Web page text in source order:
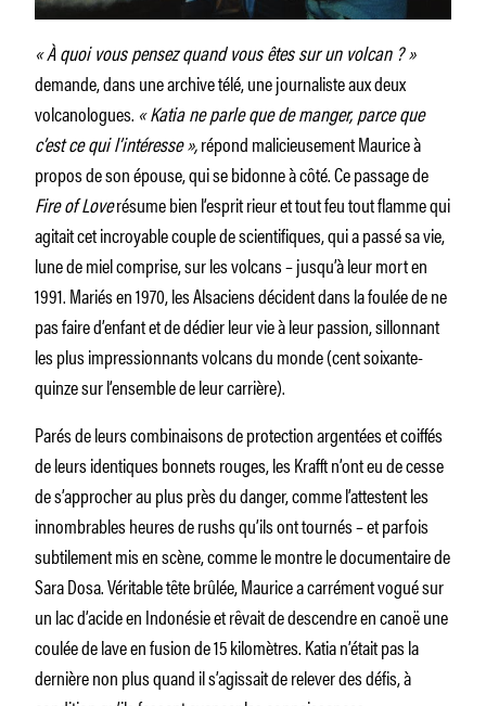
« À quoi vous pensez quand vous êtes sur un volcan ? »
demande, dans une archive télé, une journaliste aux deux
volcanologues. « Katia ne parle que de manger, parce que
c’est ce qui l’intéresse »,répond malicieusement Maurice à
propos de son épouse, qui se bidonne à côté. Ce passage de
Fire of Loverésume bien l’esprit rieur et tout feu tout flamme qui
agitait cet incroyable couple de scientifiques, qui a passé sa vie,
lune de miel comprise, sur les volcans – jusqu’à leur mort en
1991. Mariés en 1970, les Alsaciens décident dans la foulée de ne
pas faire d’enfant et de dédier leur vie à leur passion, sillonnant
les plus impressionnants volcans du monde (cent soixante-
quinze sur l’ensemble de leur carrière).
Parés de leurs combinaisons de protection argentées et coiffés
de leurs identiques bonnets rouges, les Krafft n’ont eu de cesse
de s’approcher au plus près du danger, comme l’attestent les
innombrables heures de rushs qu’ils ont tournés – et parfois
subtilement mis en scène, comme le montre le documentaire de
Sara Dosa. Véritable tête brûlée, Maurice a carrément vogué sur
un lac d’acide en Indonésie et rêvait de descendre en canoë une
coulée de lave en fusion de 15 kilomètres. Katia n’était pas la
dernière non plus quand il s’agissait de relever des défis, à